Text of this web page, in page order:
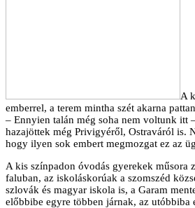
A
emberrel, a terem mintha szét akarna
– Ennyien talán még soha nem voltunk itt
hazajöttek még Privigyéről, Ostraváról is.
hogy ilyen sok embert megmozgat ez az
A kis színpadon óvodás gyerekek műsora
faluban, az iskoláskorúak a szomszéd
szlovák és magyar iskola is, a Garam
előbbibe egyre többen járnak, az utóbbiba